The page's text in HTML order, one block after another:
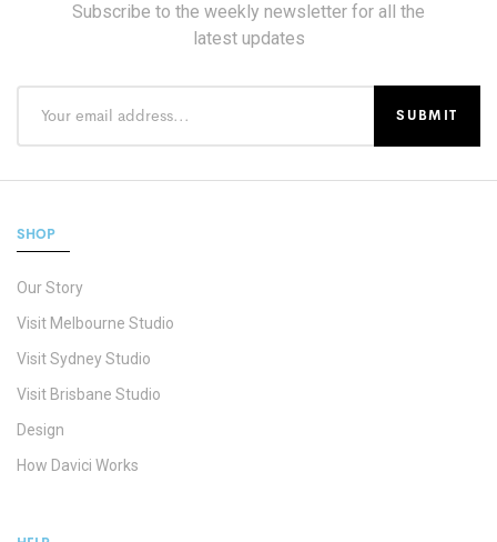
Subscribe to the weekly newsletter for all the
latest updates
SHOP
Our Story
Visit Melbourne Studio
Visit Sydney Studio
Visit Brisbane Studio
Design
How Davici Works